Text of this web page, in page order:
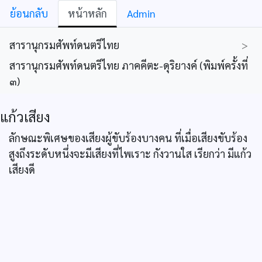
ย้อนกลับ หน้าหลัก Admin
สารานุกรมศัพท์ดนตรีไทย
>
สารานุกรมศัพท์ดนตรีไทย ภาคคีตะ-ดุริยางค์ (พิมพ์ครั้งที่
๓)
แก้วเสียง
ลักษณะพิเศษของเสียงผู้ขับร้องบางคน ที่เมื่อเสียงขับร้อง
สูงถึงระดับหนึ่งจะมีเสียงที่ไพเราะ กังวานใส เรียกว่า มีแก้ว
เสียงดี